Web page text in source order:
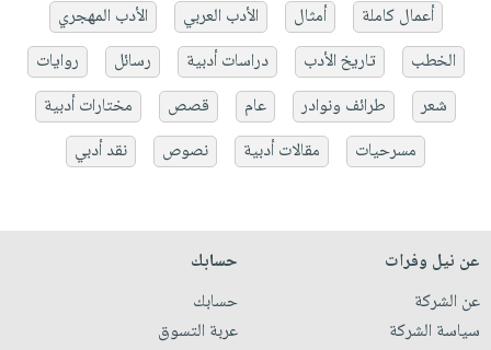
أعمال كاملة
أمثال الأدب العربي
الأدب المهجري
الخطب
تاريخ الأدب دراسات أدبية رسائل
روايات
شعر
طرائف ونوادر عام قصص
مختارات أدبية
مسرحيات
مقالات أدبية نصوص نقد أدبي
عن نيل وفرات
عن الشركة
سياسة الشركة
حسابك
حسابك
عربة التسوق